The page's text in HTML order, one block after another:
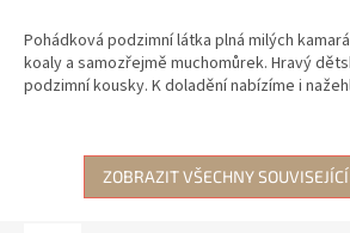
Pohádková podzimní látka plná milých
koaly a samozřejmě muchomůrek. Hravý
podzimní kousky. K doladění nabízíme i
ZOBRAZIT VŠECHNY